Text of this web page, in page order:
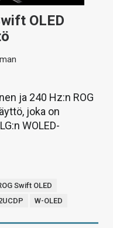
OLED
ja 240 Hz:n ROG
joka on
WOLED-
Swift OLED
W-OLED